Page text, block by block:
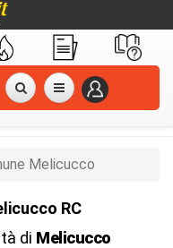
Melicucco
RC
di Melicucco